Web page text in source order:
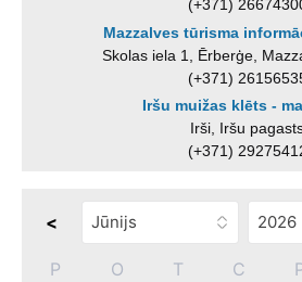
(+371)
Mazzalves tūrisma
Skolas iela 1, Ērberģe,
(+371)
Iršu muižas klēts -
Irši, Iršu
(+371)
<
P O T C